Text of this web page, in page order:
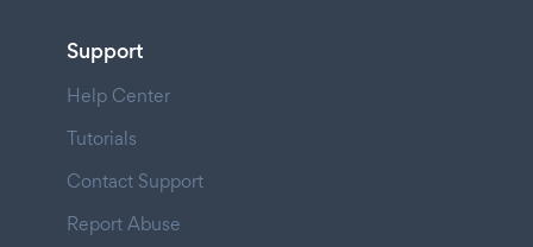
Support
Help Center
Tutorials
Contact Support
Report Abuse